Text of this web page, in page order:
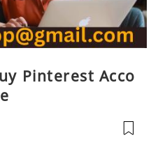
Pinterest Acco